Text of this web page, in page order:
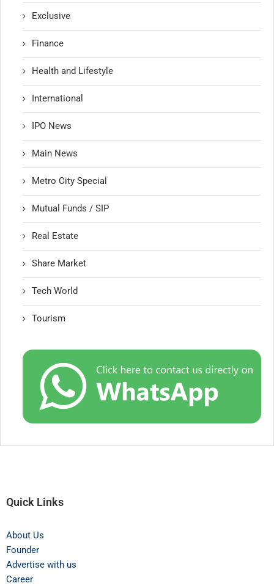
Exclusive
Finance
Health and Lifestyle
International
IPO News
Main News
Metro City Special
Mutual Funds / SIP
Real Estate
Share Market
Tech World
Tourism
Quick Links
About Us
Founder
Advertise with us
Career